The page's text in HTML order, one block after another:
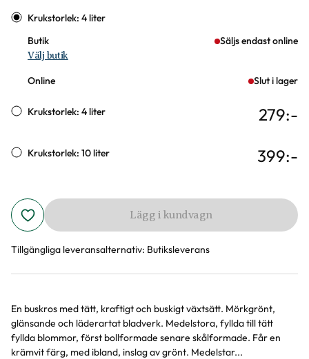
Varianter
Krukstorlek: 4 liter
Butik
Säljs endast online
Välj butik
Online Slut i lager
Krukstorlek: 4 liter 279:-
Krukstorlek: 10 liter 399:-
Lägg i kundvagn
Tillgängliga leveransalternativ: Butiksleverans
Produktinformation
En buskros med tätt, kraftigt och buskigt växtsätt. Mörkgrönt,
glänsande och läderartat bladverk. Medelstora, fyllda till tätt
fyllda blommor, först bollformade senare skålformade. Får en
krämvit färg, med ibland, inslag av grönt. Medelstar...